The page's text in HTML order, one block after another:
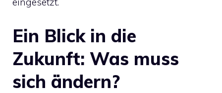
Ein Blick in die
Zukunft: Was muss
sich ändern?